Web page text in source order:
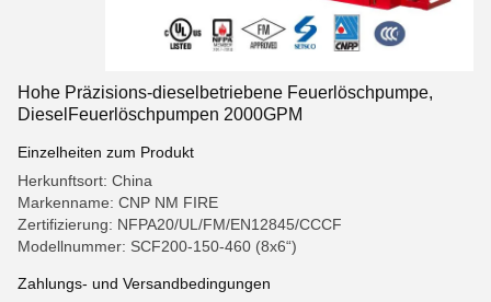
Hohe Präzisions-dieselbetriebene Feuerlöschpumpe,
DieselFeuerlöschpumpen 2000GPM
Einzelheiten zum Produkt
Herkunftsort: China
Markenname: CNP NM FIRE
Zertifizierung: NFPA20/UL/FM/EN12845/CCCF
Modellnummer: SCF200-150-460 (8x6“)
Zahlungs- und Versandbedingungen